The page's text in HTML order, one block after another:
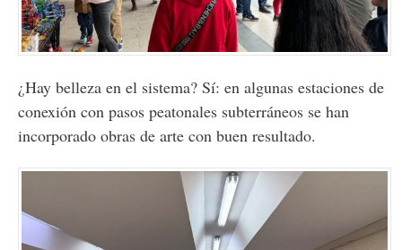
¿Hay belleza en el sistema? Sí: en algunas estaciones de
conexión con pasos peatonales subterráneos se han
incorporado obras de arte con buen resultado.